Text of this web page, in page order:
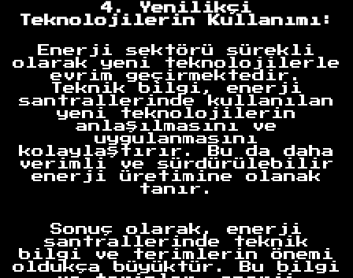
4. Yenilikçi
Teknolojilerin Kullanımı:
Enerji sektörü sürekli
olarak yeni teknolojilerle
evrim geçirmektedir.
Teknik bilgi, enerji
santrallerinde kullanılan
yeni teknolojilerin
anlaşılmasını ve
uygulanmasını
kolaylaştırır. Bu da daha
verimli ve sürdürülebilir
enerji üretimine olanak
tanır.
Sonuç olarak, enerji
santrallerinde teknik
bilgi ve terimlerin önemi
oldukça büyüktür. Bu bilgi
Anasayfa